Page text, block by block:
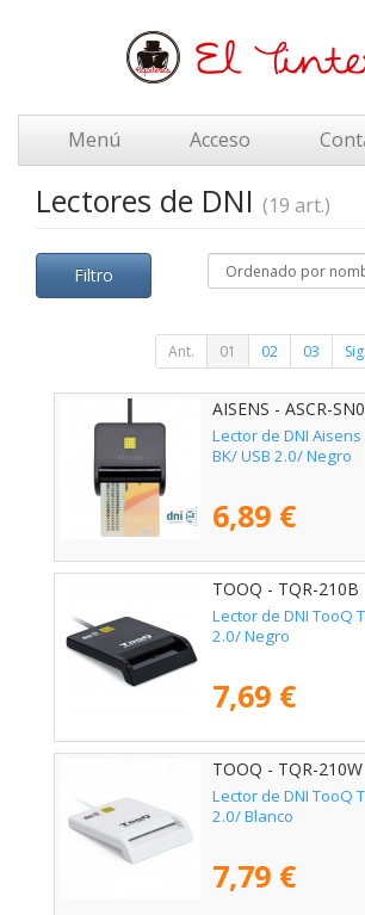
Menú Acceso
Lectores de DNI (19 art.)
Filtro
Ant. 01 02 03 Sig.
AISENS - ASCR-
Lector de DNI Aisens
BK/ USB 2.0/ Negro
6,89 €
TOOQ - TQR-210B
Lector de DNI TooQ
2.0/ Negro
7,69 €
TOOQ - TQR-210W
Lector de DNI TooQ
2.0/ Blanco
7,79 €